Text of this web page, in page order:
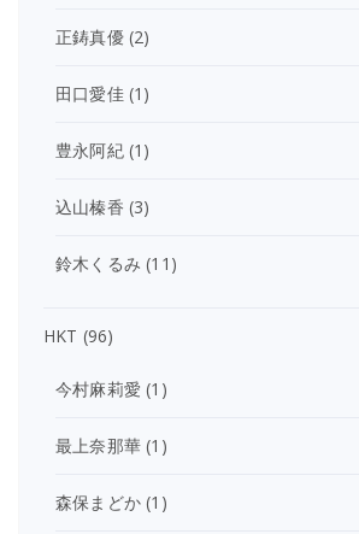
正鋳真優(2)
田口愛佳(1)
豊永阿紀(1)
込山榛香 (3)
鈴木くるみ (11)
HKT (96)
今村麻莉愛 (1)
最上奈那華 (1)
森保まどか (1)